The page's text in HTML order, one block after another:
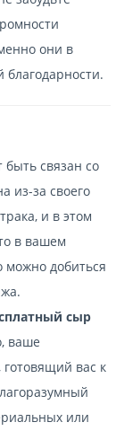
они в
связан со
из-за своего
и в этом
в вашем
можно добиться
сыр
ваше
вас к
или